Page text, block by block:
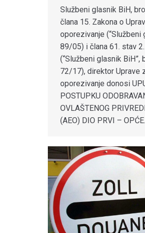
Službeni glasnik BiH,
člana 15. Zakona o
oporezivanje (“Službeni
89/05) i člana 61. stav
(“Službeni glasnik
72/17), direktor Uprave
oporezivanje donosi
POSTUPKU
OVLAŠTENOG
(AEO) DIO PRVI –